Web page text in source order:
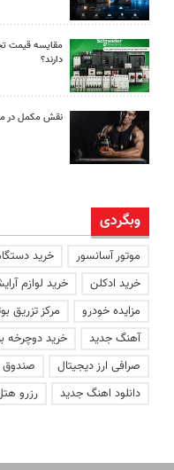
مقایسه قیمت
دارند؟
نقش مکمل در
وبگردی
موتور آسانسور خرید
خرید ادکلن
خرید لوازم
مزایده خودرو
مرکز تزریق
آهنگ جدید
خرید دوچرخه
صرافی ارز دیجیتال
صندوق
دانلود اهنگ جدید
رزرو